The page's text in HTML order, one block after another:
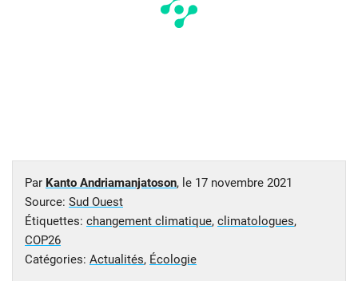
Par Kanto Andriamanjatoson, le 17 novembre 2021
Source: Sud Ouest
Étiquettes: changement climatique, climatologues,
COP26
Catégories: Actualités, Écologie